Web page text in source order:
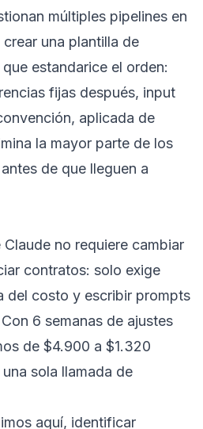
múltiples pipelines en
una plantilla de
estandarice el orden:
fijas después, input
aplicada de
la mayor parte de los
de que lleguen a
no requiere cambiar
contratos: solo exige
del costo y escribir prompts
6 semanas de ajustes
de $4.900 a $1.320
sola llamada de
aquí, identificar